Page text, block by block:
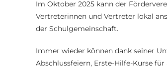
Im Oktober 2025 kann der
Vertreterinnen und Vertreter lokal
der Schulgemeinschaft.
Immer wieder können dank seiner
Abschlussfeiern, Erste-Hilfe-Kurse